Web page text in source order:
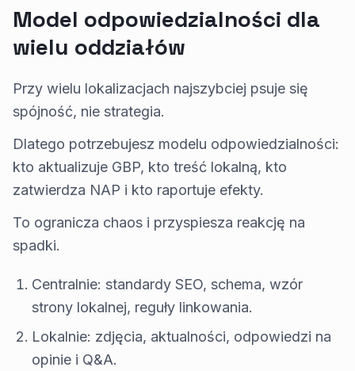
Model odpowiedzialności dla
wielu oddziałów
Przy wielu lokalizacjach najszybciej psuje się
spójność, nie strategia.
Dlatego potrzebujesz modelu odpowiedzialności:
kto aktualizuje GBP, kto treść lokalną, kto
zatwierdza NAP i kto raportuje efekty.
To ogranicza chaos i przyspiesza reakcję na
spadki.
Centralnie: standardy SEO, schema, wzór
strony lokalnej, reguły linkowania.
Lokalnie: zdjęcia, aktualności, odpowiedzi na
opinie i Q&A.